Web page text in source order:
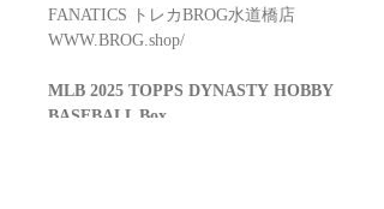
FANATICS トレカBROG水道橋店
WWW.BROG.shop/
MLB 2025 TOPPS DYNASTY HOBBY
BASEBALL Box